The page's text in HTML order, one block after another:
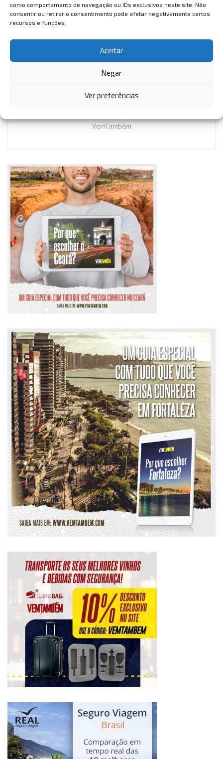
como comportamento de navegação ou IDs exclusivos neste site. Não
consentir ou retirar o consentimento pode afetar negativamente certos
recursos e funções.
Aceitar
Negar
Ver preferências
provando ser um sucesso na medida em que tem alertado
cada vez mais os nossos jovens e seus familiares.
VemTambém